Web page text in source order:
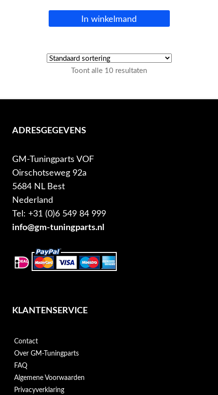
In winkelmand
Toont alle 10 resultaten
ADRESGEGEVENS
GM-Tuningparts VOF
Oirschotseweg 92a
5684 NL Best
Nederland
Tel: +31 (0)6 549 84 999
info@gm-tuningparts.nl
KLANTENSERVICE
Contact
Over GM-Tuningparts
FAQ
Algemene Voorwaarden
Privacyverklaring